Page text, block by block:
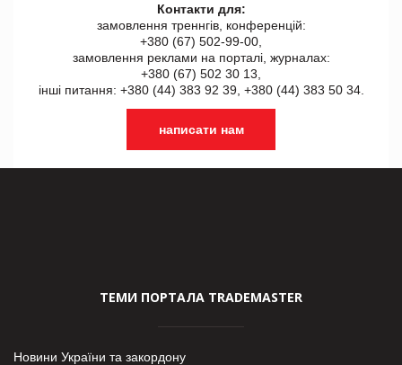
Контакти для:
замовлення треннгів, конференцій:
+380 (67) 502-99-00,
замовлення реклами на порталі, журналах:
+380 (67) 502 30 13,
інші питання: +380 (44) 383 92 39, +380 (44) 383 50 34.
написати нам
ТЕМИ ПОРТАЛА TRADEMASTER
Новини України та закордону